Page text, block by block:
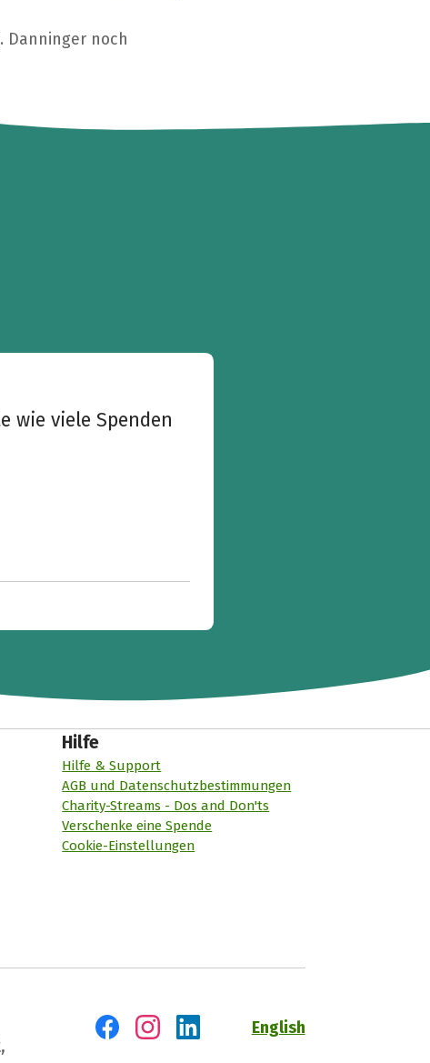
Danninger noch
wie viele Spenden
Hilfe
Hilfe & Support
AGB und Datenschutzbestimmungen
Charity-Streams - Dos and Don'ts
Verschenke eine Spende
Cookie-Einstellungen
English